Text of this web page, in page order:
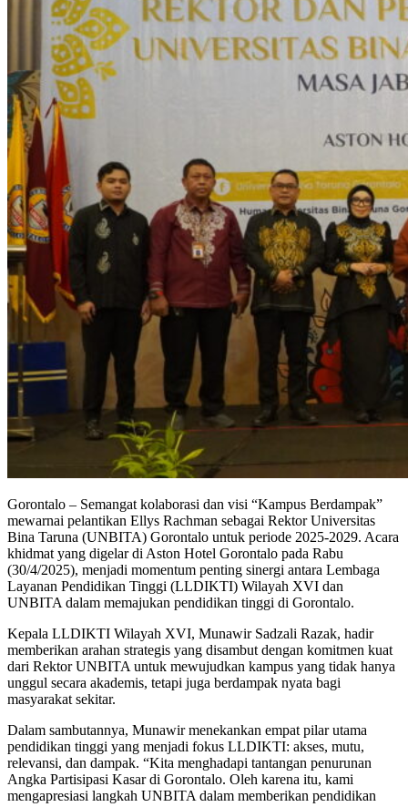
Gorontalo – Semangat kolaborasi dan visi “Kampus Berdampak”
mewarnai pelantikan Ellys Rachman sebagai Rektor Universitas
Bina Taruna (UNBITA) Gorontalo untuk periode 2025-2029. Acara
khidmat yang digelar di Aston Hotel Gorontalo pada Rabu
(30/4/2025), menjadi momentum penting sinergi antara Lembaga
Layanan Pendidikan Tinggi (LLDIKTI) Wilayah XVI dan
UNBITA dalam memajukan pendidikan tinggi di Gorontalo.
Kepala LLDIKTI Wilayah XVI, Munawir Sadzali Razak, hadir
memberikan arahan strategis yang disambut dengan komitmen kuat
dari Rektor UNBITA untuk mewujudkan kampus yang tidak hanya
unggul secara akademis, tetapi juga berdampak nyata bagi
masyarakat sekitar.
Dalam sambutannya, Munawir menekankan empat pilar utama
pendidikan tinggi yang menjadi fokus LLDIKTI: akses, mutu,
relevansi, dan dampak. “Kita menghadapi tantangan penurunan
Angka Partisipasi Kasar di Gorontalo. Oleh karena itu, kami
mengapresiasi langkah UNBITA dalam memberikan pendidikan